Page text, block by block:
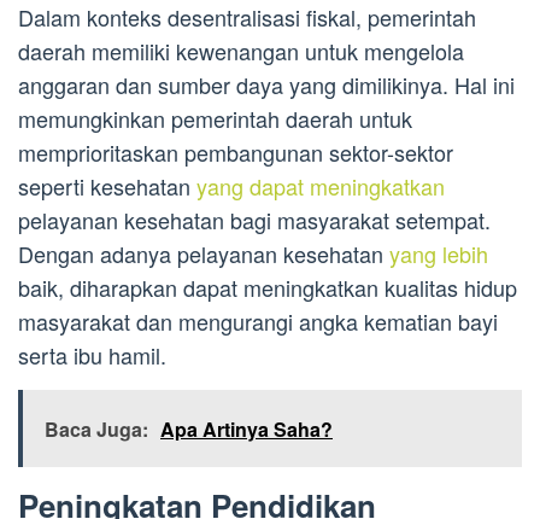
Dalam konteks desentralisasi fiskal, pemerintah
daerah memiliki kewenangan untuk mengelola
anggaran dan sumber daya yang dimilikinya. Hal ini
memungkinkan pemerintah daerah untuk
memprioritaskan pembangunan sektor-sektor
seperti kesehatan yang dapat meningkatkan
pelayanan kesehatan bagi masyarakat setempat.
Dengan adanya pelayanan kesehatan yang lebih
baik, diharapkan dapat meningkatkan kualitas hidup
masyarakat dan mengurangi angka kematian bayi
serta ibu hamil.
Baca Juga: Apa Artinya Saha?
Peningkatan Pendidikan